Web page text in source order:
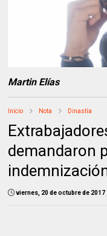
Martin Elías
Inicio Nota Dinastía
demandaron
viernes, 20 de octubre de 2017